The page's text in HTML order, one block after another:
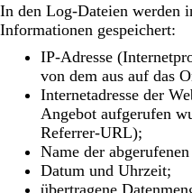
In den Log-Dateien werden
Informationen gespeichert:
IP-Adresse
von dem aus auf das
Internetadresse der
Angebot aufgerufen
Referrer-URL);
Name der
Datum und Uhrzeit;
übertragene